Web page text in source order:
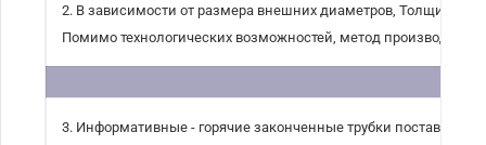
2. В зависимости от размера внешних диаметров, Толщина
Помимо технологических возможностей, метод производства
3. Информативные - горячие законченные трубки